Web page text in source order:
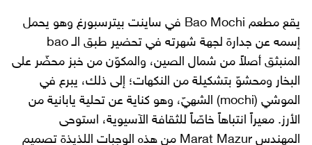
يقع مطعم Bao Mochi في ساينت بيترسبورغ وهو يحمل
إسمه عن جدارة لجهة شهرته في تحضير طبق الـ bao
المنبثق أصلاً من شمال الصين، والمكوّن من خبز محضّر على
البخار ومحشوّ بتشكيلة من النكهات؛ إلى ذلك، يبرع في
الموشي (mochi) الشهيّ، وهو كناية عن تحلية يابانية من
الأرز. معيراً انتباهاً خاصّاً للثقافة الآسيوية، استوحى
المهندس Marat Mazur من هذه الوجبات اللذيذة تصميم